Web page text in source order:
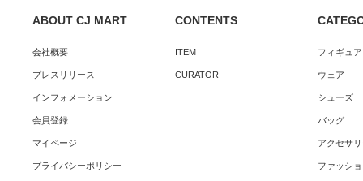
ABOUT CJ MART
会社概要
プレスリリース
インフォメーション
会員登録
マイページ
プライバシーポリシー
CONTENTS
ITEM
CURATOR
フィギュ
ウェア
シューズ
バッグ
アクセサ
ファッシ